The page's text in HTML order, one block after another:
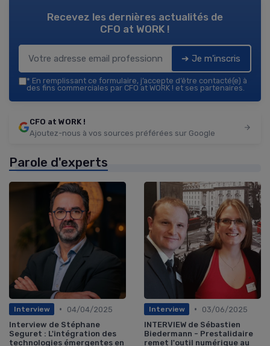
Recevez les dernières actualités de
CFO at WORK !
➔ Je m'inscris
* En remplissant ce formulaire, j’accepte d’être contacté(e) à
des fins commerciales par CFO at WORK ! et ses partenaires.
CFO at WORK !
Ajoutez-nous à vos sources préférées sur Google
Parole d'experts
Interview •
04/04/2025
Interview de Stéphane
Seguret : L'intégration des
technologies émergentes en
Interview •
03/06/2025
INTERVIEW de Sébastien
Biedermann - Prestalidaire
remet l'outil numérique au